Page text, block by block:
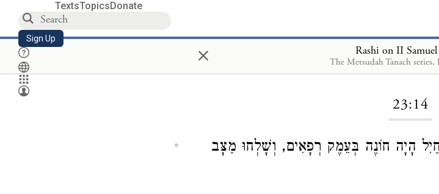
TextsTopicsDonate
Sign Up × Rashi on II
The Metsudah Tanach series,
Loading...
23:14
הָיָה חוֹנֶה בְּעֵמֶק רְפָאִים, וְשָׁלְחוּ מַצָּב